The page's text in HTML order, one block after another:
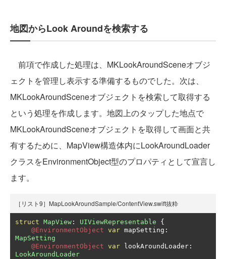
地図からLook Aroundを検索する
前項で作成した処理は、MKLookAroundSceneオブジ
ェクトを管理し表示する準備するものでした。次は、
MKLookAroundSceneオブジェクトを検索して取得する
という処理を作成します。地図上のタップした地点で
MKLookAroundSceneオブジェクトを取得して画面と共
有するために、MapView構造体内にLookAroundLoader
クラスをEnvironmentObject型のプロパティとして宣言し
ます。
［リスト9］MapLookAroundSample/ContentView.swift抜粋
struct MapView : UIViewRepresentable
{
@EnvironmentObject var mapSetting :
MapSetting
@EnvironmentObject var lookAroundLoader :
LookAroundLoader